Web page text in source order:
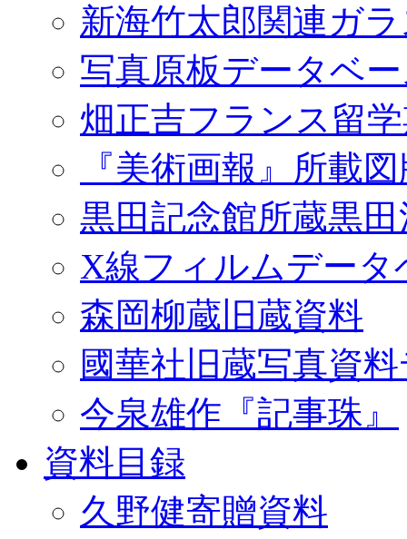
新海竹太郎関連ガ
写真原板データベ
畑正吉フランス留
『美術画報』所載
黒田記念館所蔵黒
X線フィルムデータ
森岡柳蔵旧蔵資料
國華社旧蔵写真資
今泉雄作『記事珠』
資料目録
久野健寄贈資料